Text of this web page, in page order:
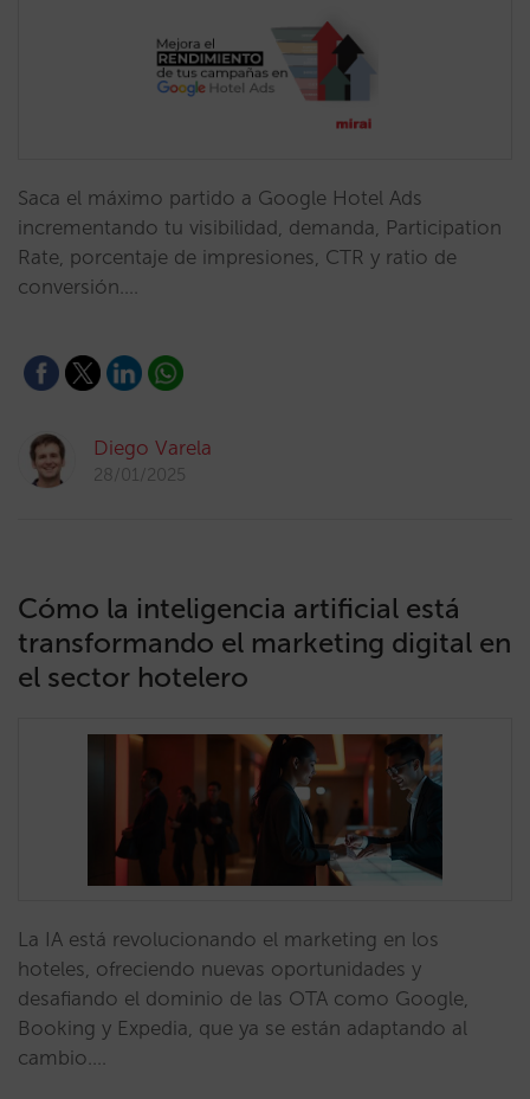
Saca el máximo partido a Google Hotel Ads
incrementando tu visibilidad, demanda, Participation
Rate, porcentaje de impresiones, CTR y ratio de
conversión.…
Diego Varela
28/01/2025
Cómo la inteligencia artificial está
transformando el marketing digital en
el sector hotelero
La IA está revolucionando el marketing en los
hoteles, ofreciendo nuevas oportunidades y
desafiando el dominio de las OTA como Google,
Booking y Expedia, que ya se están adaptando al
cambio.…